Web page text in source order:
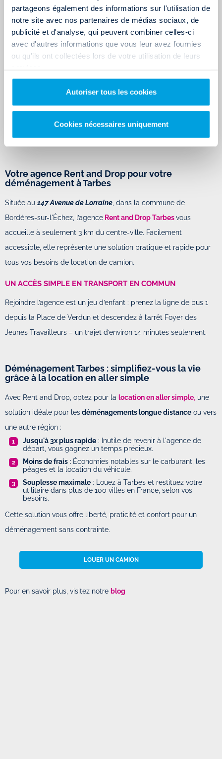
partageons également des informations sur l'utilisation de
notre site avec nos partenaires de médias sociaux, de
publicité et d'analyse, qui peuvent combiner celles-ci
avec d'autres informations que vous leur avez fournies
ou qu'ils ont collectées lors de votre utilisation de leurs
Autoriser tous les cookies
Cookies nécessaires uniquement
accessibles avec un permis B
Utilitaire 3 m³: Idéal pour un studio (15-25 m²), cartons,
petit électroménager.
: Adapté à un petit appartement de moins de
30 m².
Utilitaire 12 m³: Convient pour un T1 ou un logement
Utilitaire 20 m³ avec hayon: Parfait pour un T2/T3 (45-80
m²), facilite le déménagement des meubles lourds.
Pour en savoir plus : Quel utilitaire louer ?
Votre agence Rent and Drop pour votre
déménagement à Tarbes
Située au 147 Avenue de Lorraine, dans la commune de
Bordères-sur-l'Échez, l’agence Rent and Drop Tarbesvous
accueille à seulement 3 km du centre-ville. Facilement
accessible, elle représente une solution pratique et rapide pour
tous vos besoins de location de camion.
UN ACCÈS SIMPLE EN TRANSPORT EN COMMUN
Rejoindre l’agence est un jeu d’enfant : prenez la ligne de bus 1
depuis la Place de Verdun et descendez à l’arrêt Foyer des
Jeunes Travailleurs – un trajet d’environ 14 minutes seulement.
Déménagement Tarbes : simplifiez-vous la vie
grâce à la location en aller simple
Avec Rent and Drop, optez pour la location en aller simple, une
solution idéale pour lesdéménagements longue distance ou vers
une autre région :
Jusqu'à 3x plus rapide : Inutile de revenir à l'agence de
départ, vous gagnez un temps précieux.
Moins de frais : Économies notables sur le carburant, les
péages et la location du véhicule.
Souplesse maximale : Louez à Tarbes et restituez votre
utilitaire dans plus de 100 villes en France, selon vos
besoins.
Cette solution vous offre liberté, praticité et confort pour un
déménagement sans contrainte.
LOUER UN CAMION
Pour en savoir plus, visitez notre blog